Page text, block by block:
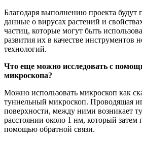
Благодаря выполнению проекта будут
данные о вирусах растений и
частиц, которые могут быть
развития их в качестве
технологий.
Что еще можно исследовать с
микроскопа?
Можно использовать микроскоп как
туннельный микроскоп. Проводящая
поверхности, между ними возникает
расстоянии около 1 нм, который затем
помощью обратной связи.